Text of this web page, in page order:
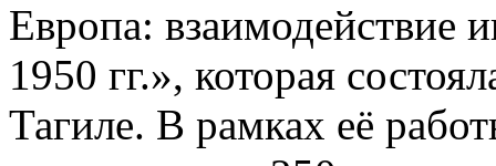
Европа: взаимодействие
1950 гг.», которая
Тагиле. В рамках её